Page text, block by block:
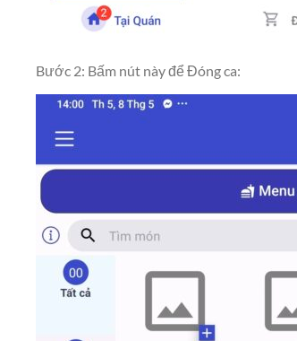
Bước 2: Bấm nút này để Đóng ca: